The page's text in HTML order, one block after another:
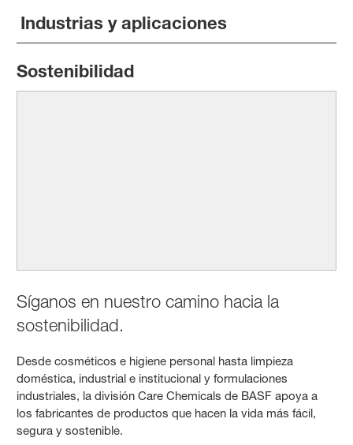
Industrias y aplicaciones
Sostenibilidad
Síganos en nuestro camino hacia la
sostenibilidad.
Desde cosméticos e higiene personal hasta limpieza
doméstica, industrial e institucional y formulaciones
industriales, la división Care Chemicals de BASF apoya a
los fabricantes de productos que hacen la vida más fácil,
segura y sostenible.